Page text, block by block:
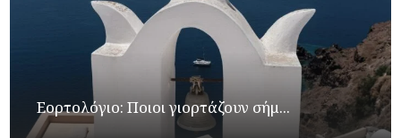
Εορτολόγιο: Ποιοι γιορτάζουν σήμ...